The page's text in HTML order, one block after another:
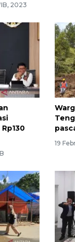
2023
19